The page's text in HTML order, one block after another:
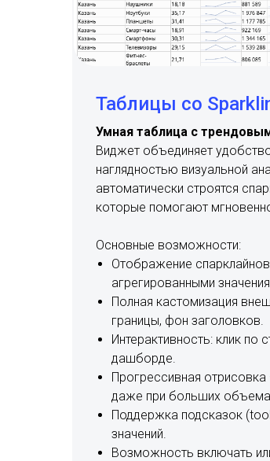
Таблицы со
Умная таблица с
Виджет объединяет
наглядностью визуальной
автоматически строятся
которые помогают
Основные возможности:
Отображение
агрегированными
Полная кастомизация
границы, фон заголовков.
Интерактивность: клик по
дашборде.
Прогрессивная
даже при больших
Поддержка подсказок
значений.
Возможность включать